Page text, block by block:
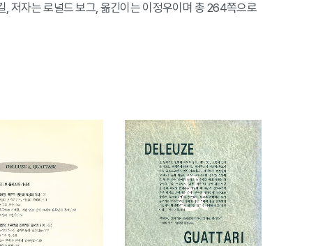
, 저자는 로널드 보그, 옮긴이는 이정우이며 총 264쪽으로